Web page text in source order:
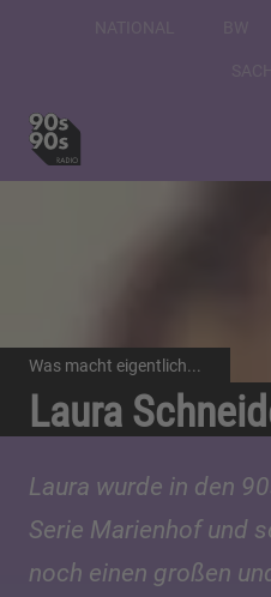
Was macht eigentlich...
Laura
Laura wurde in den
Serie Marienhof und
noch einen großen